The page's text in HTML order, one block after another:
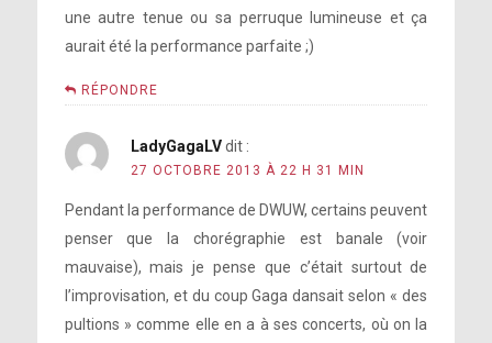
une autre tenue ou sa perruque lumineuse et ça
aurait été la performance parfaite ;)
RÉPONDRE
LadyGagaLV dit :
27 OCTOBRE 2013 À 22 H 31 MIN
Pendant la performance de DWUW, certains peuvent
penser que la chorégraphie est banale (voir
mauvaise), mais je pense que c’était surtout de
l’improvisation, et du coup Gaga dansait selon « des
pultions » comme elle en a à ses concerts, où on la